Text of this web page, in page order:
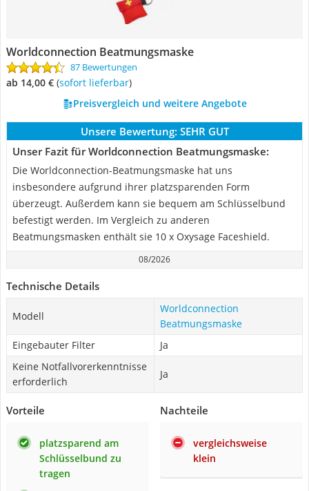
Worldconnection Beatmungsmaske
87 Bewertungen
ab 14,00 € ( Sofort lieferbar)
Preisvergleich und weitere Angebote
Unsere Bewertung: SEHR GUT
Unser Fazit für Worldconnection Beatmungsmaske:
Die Worldconnection-Beatmungsmaske hat uns
insbesondere aufgrund ihrer platzsparenden Form
überzeugt. Außerdem kann sie bequem am Schlüsselbund
befestigt werden. Im Vergleich zu anderen
Beatmungsmasken enthält sie 10 x Oxysage Faceshield.
08/2026
Technische Details
Modell
Worldconnection
Beatmungsmaske
Eingebauter Filter
Ja
Keine Notfallvorerkenntnisse
erforderlich
Ja
Vorteile
platzsparend am
Schlüsselbund zu
tragen
Nachteile
vergleichsweise
klein